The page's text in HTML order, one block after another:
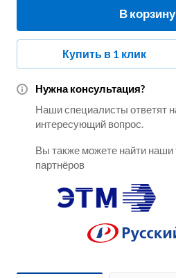
В корзину
Купить в 1 клик
Нужна консультация?
Наши специалисты ответят
интересующий вопрос.
Вы также можете найти наши
партнёров